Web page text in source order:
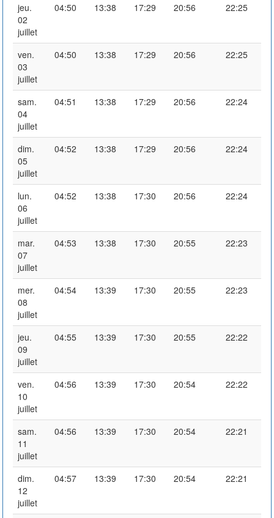
jeu.
02
juillet
04:50 13:38 17:29 20:56 22:25
ven.
03
juillet
04:50 13:38 17:29 20:56 22:25
sam.
04
juillet
04:51 13:38 17:29 20:56 22:24
dim.
05
juillet
04:52 13:38 17:29 20:56 22:24
lun.
06
juillet
04:52 13:38 17:30 20:56 22:24
mar.
07
juillet
04:53 13:38 17:30 20:55 22:23
mer.
08
juillet
04:54 13:39 17:30 20:55 22:23
jeu.
09
juillet
04:55 13:39 17:30 20:55 22:22
ven.
10
juillet
04:56 13:39 17:30 20:54 22:22
sam.
11
juillet
04:56 13:39 17:30 20:54 22:21
dim.
12
juillet
04:57 13:39 17:30 20:54 22:21